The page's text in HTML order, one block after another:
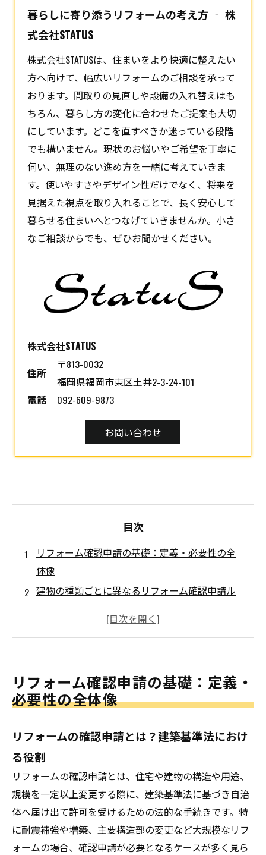
暮らしに寄り添うリフォームの考え方 ‐ 株
式会社STATUS
株式会社STATUSは、住まいをより快適に整えたい
方へ向けて、幅広いリフォームのご相談を承って
おります。間取りの見直しや設備の入れ替えはも
ちろん、暮らし方の変化に合わせたご提案も大切
にしています。どこを直すべきか迷っている段階
でも構いません。現状のお悩いやご希望を丁寧に
伺い、無理のない進め方を一緒に考えていきま
す。使いやすさやデザイン性だけでなく、将来を
見据えた視点を取り入れることで、長く安心して
暮らせる住まいへとつなげていきませんか。小さ
なご相談からでも、ぜひお聞かせください。
株式会社STATUS
住所
〒813-0032
福岡県福岡市東区土井2-3-24-101
電話
092-609-9873
お問い合わせ
目次
リフォーム確認申請の基礎：定義・必要性の全
体像
建物の種類ごとに異なるリフォーム確認申請ル
手続き・必要書類・スケジュールについて
リフォーム確認申請の基礎：定義・
必要性の全体像
リフォームの確認申請とは？建築基準法におけ
る役割
リフォームの確認申請とは、住宅や建物の構造や用途、
規模を一定以上変更する際に、建築基準法に基づき自治
体へ届け出て許可を受けるための法的な手続きです。特
に耐震補強や増築、主要構造部の変更など大規模なリフ
ォームの場合、確認申請が必要となるケースが多く見ら